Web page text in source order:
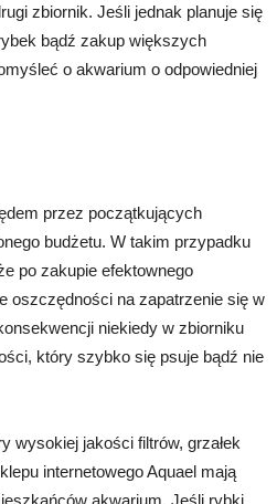
zbiornik. Jeśli jednak planuje się
bądź zakup większych
o akwarium o odpowiedniej
przez początkujących
budżetu. W takim przypadku
po zakupie efektownego
oszczędności na zapatrzenie się w
niekiedy w zbiorniku
który szybko się psuje bądź nie
wysokiej jakości filtrów, grzałek
internetowego Aquael mają
akwarium. Jeśli rybki